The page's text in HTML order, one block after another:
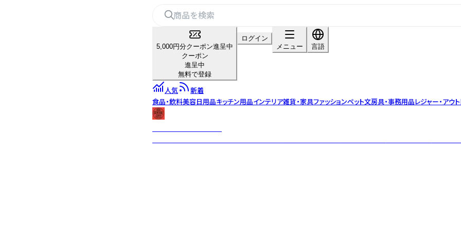
5,000円分クーポン進呈中
クーポン
進呈中
無料で登録
ログイン
メニュー
言語
人気
新着
食品・飲料美容日用品キッチン用品インテリア雑貨・家具ファッションペット文房具・事務用品レジャー・アウ